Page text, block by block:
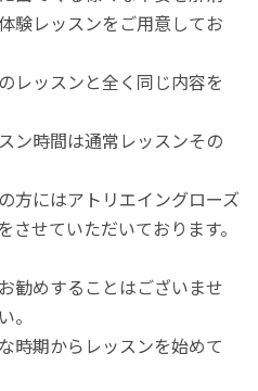
験レッスンをご用意してお
レッスンと全く同じ内容を
ン時間は通常レッスンその
方にはアトリエイングローズ
せていただいております。
勧めすることはございませ
。
時期からレッスンを始めて